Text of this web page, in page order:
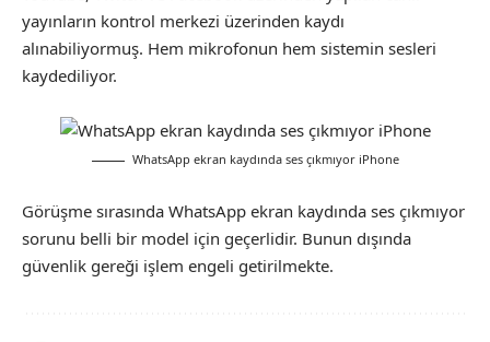
yayınların kontrol merkezi üzerinden kaydı
alınabiliyormuş. Hem mikrofonun hem sistemin sesleri
kaydediliyor.
WhatsApp ekran kaydında ses çıkmıyor iPhone
Görüşme sırasında WhatsApp ekran kaydında ses çıkmıyor
sorunu belli bir model için geçerlidir. Bunun dışında
güvenlik gereği işlem engeli getirilmekte.